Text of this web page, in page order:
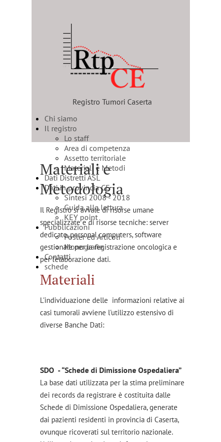
Materiali e
Metodologia
Il Registro si avvale di risorse umane
specializzate e di risorse tecniche: server
dedicato, personal computers, software
gestionale per la registrazione oncologica e
per l’elaborazione dati.
Materiali
L'individuazione delle informazioni relative ai
casi tumorali avviene l'utilizzo estensivo di
diverse Banche Dati:
Registro Tumori Caserta
Chi siamo
Il registro
Lo staff
Area di competenza
Assetto territoriale
Materiali e Metodi
Dati Distretti ASL
Dati in provincia CE
Sintesi 2008 - 2018
Guida alla lettura
KEY point
Pubblicazioni
Poster ed Articoli
Monografie
Contatti
schede
SDO - “Schede di Dimissione Ospedaliera”
La base dati utilizzata per la stima preliminare
dei records da registrare è costituita dalle
Schede di Dimissione Ospedaliera, generate
dai pazienti residenti in provincia di Caserta,
ovunque ricoverati sul territorio nazionale.